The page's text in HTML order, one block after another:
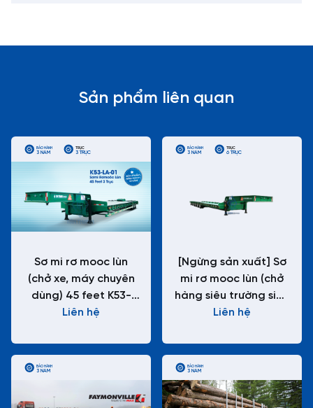
Sản phẩm liên quan
BẢO HÀNH
3 NĂM
TRỤC
3 TRỤC
Sơ mi rơ mooc lùn
(chở xe, máy chuyên
dùng) 45 feet K53-
LA-01
Liên hệ
BẢO HÀNH
3 NĂM
TRỤC
6 TRỤC
[Ngừng sản xuất] Sơ
mi rơ mooc lùn (chở
hàng siêu trường siêu
trọng) L66-LD-01
Liên hệ
BẢO HÀNH
3 NĂM
BẢO HÀNH
3 NĂM